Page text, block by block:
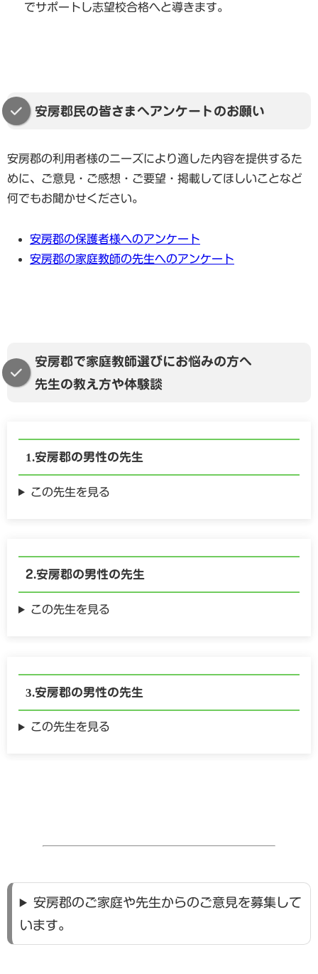
でサポートし志望校合格へと導きます。
安房郡民の皆さまへアンケートのお願い
安房郡の利用者様のニーズにより適した内容を提供するた
めに、ご意見・ご感想・ご要望・掲載してほしいことなど
何でもお聞かせください。
安房郡の保護者様へのアンケート
安房郡の家庭教師の先生へのアンケート
安房郡で家庭教師選びにお悩みの方へ
先生の教え方や体験談
安房郡の男性の先生
この先生を見る
安房郡の男性の先生
この先生を見る
安房郡の男性の先生
この先生を見る
安房郡のご家庭や先生からのご意見を募集して
います。